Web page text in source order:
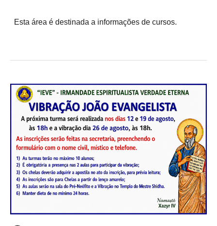
Esta área é destinada a informações de cursos.